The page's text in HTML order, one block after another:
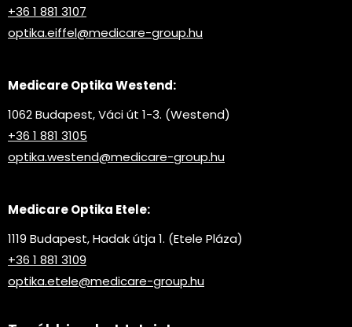
+36 1 881 3107
optika.eiffel@medicare-group.hu
Medicare Optika Westend:
1062 Budapest, Váci út 1-3. (Westend)
+36 1 881 3105
optika.westend@medicare-group.hu
Medicare Optika Etele:
1119 Budapest, Hadak útja 1. (Etele Pláza)
+36 1 881 3109
optika.etele@medicare-group.hu